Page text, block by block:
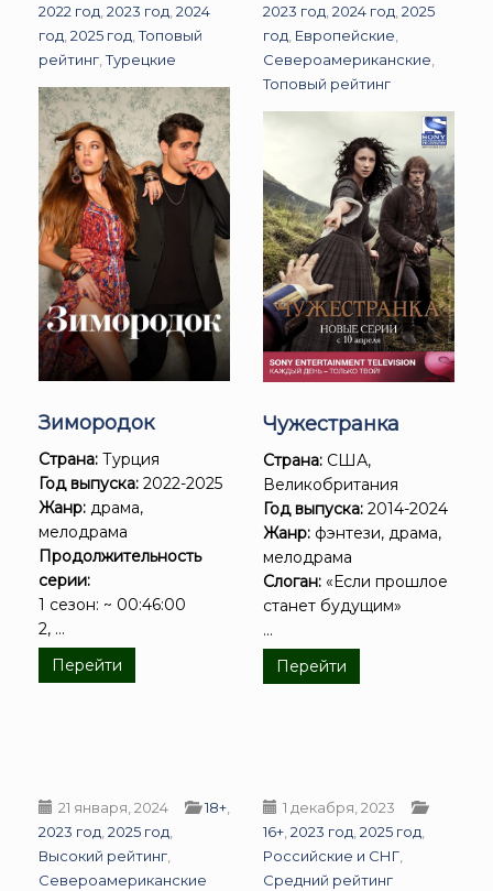
2022 год 2023 год 2024
год 2025 год ,Топовый
рейтинг ,Турецкие
Зимородок
Страна: Турция
Год выпуска: 2022-2025
Жанр: драма,
мелодрама
Продолжительность
серии:
1 сезон: ~ 00:46:00
2, ...
Перейти
2023 год 2024 год 2025
год Европейские
Североамериканские
Топовый рейтинг
Чужестранка
Страна: США,
Великобритания
Год выпуска: 2014-2024
Жанр: фэнтези, драма,
мелодрама
Слоган: «Если прошлое
станет будущим»
...
Перейти
21 января, 2024 18+
2023 год 2025 год
Высокий рейтинг
Североамериканские
1 декабря, 2023
16+ 2023 год 2025 год
Российские и СНГ
Средний рейтинг